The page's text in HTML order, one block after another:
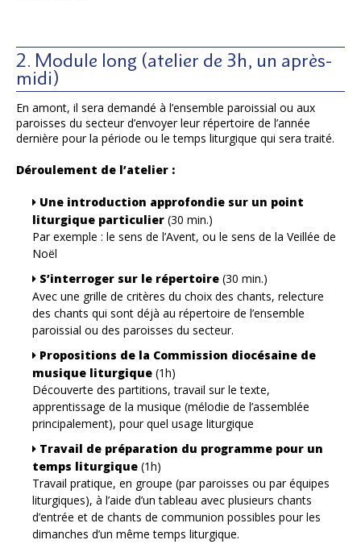
2. Module long (atelier de 3h, un après-
midi)
En amont, il sera demandé à l’ensemble paroissial ou aux
paroisses du secteur d’envoyer leur répertoire de l’année
dernière pour la période ou le temps liturgique qui sera traité.
Déroulement de l’atelier :
Une introduction approfondie sur un point
liturgique particulier (30 min.)
Par exemple : le sens de l’Avent, ou le sens de la Veillée de
Noël
S’interroger sur le répertoire (30 min.)
Avec une grille de critères du choix des chants, relecture
des chants qui sont déjà au répertoire de l’ensemble
paroissial ou des paroisses du secteur.
Propositions de la Commission diocésaine de
musique liturgique (1h)
Découverte des partitions, travail sur le texte,
apprentissage de la musique (mélodie de l’assemblée
principalement), pour quel usage liturgique
Travail de préparation du programme pour un
temps liturgique (1h)
Travail pratique, en groupe (par paroisses ou par équipes
liturgiques), à l’aide d’un tableau avec plusieurs chants
d’entrée et de chants de communion possibles pour les
dimanches d’un même temps liturgique.